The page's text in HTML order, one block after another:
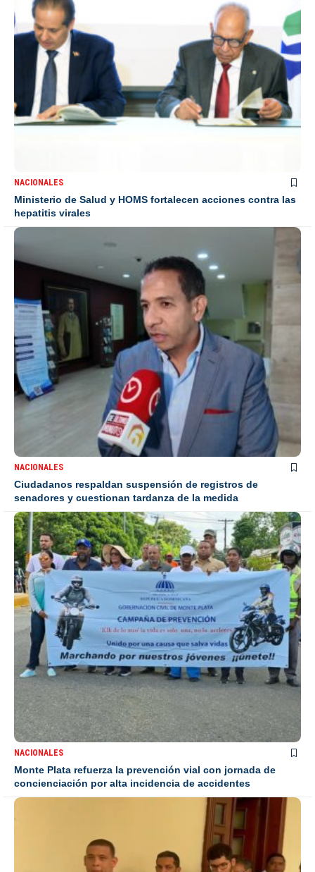
NACIONALES
Ministerio de Salud y HOMS fortalecen acciones contra las
hepatitis virales
NACIONALES
Ciudadanos respaldan suspensión de registros de
senadores y cuestionan tardanza de la medida
NACIONALES
Monte Plata refuerza la prevención vial con jornada de
concienciación por alta incidencia de accidentes